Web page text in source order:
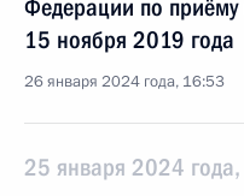
Федерации по
15 ноября 2019 года
26 января 2024 года, 16:53
25 января 2024 года,